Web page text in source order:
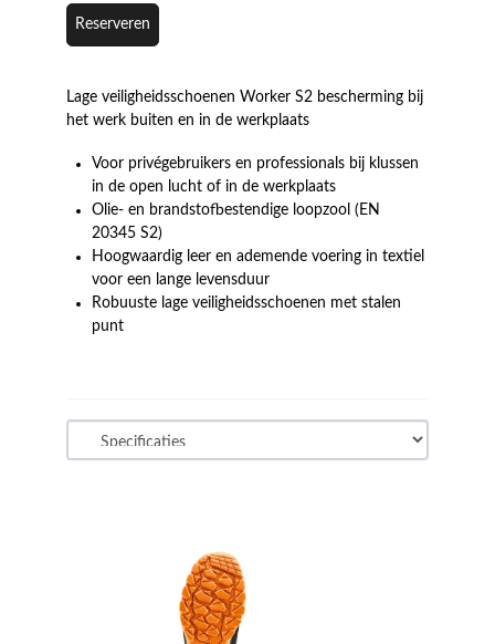
Reserveren
Lage veiligheidsschoenen Worker S2 bescherming bij
het werk buiten en in de werkplaats
Voor privégebruikers en professionals bij klussen
in de open lucht of in de werkplaats
Olie- en brandstofbestendige loopzool (EN
20345 S2)
Hoogwaardig leer en ademende voering in textiel
voor een lange levensduur
Robuuste lage veiligheidsschoenen met stalen
punt